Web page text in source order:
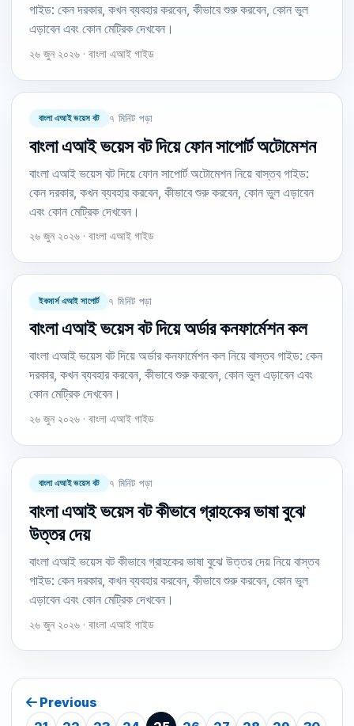
গাইড: কেন দরকার, কখন ব্যবহার করবেন, কীভাবে শুরু করবেন, কোন ভুল
এড়াবেন এবং কোন মেট্রিক দেখবেন।
২৬ জুন ২০২৬ · বাংলা এআই গাইড
বাংলা এআই ভয়েস বট ৭ মিনিট পড়া
বাংলা এআই ভয়েস বট দিয়ে ফোন সাপোর্ট অটোমেশন
বাংলা এআই ভয়েস বট দিয়ে ফোন সাপোর্ট অটোমেশন নিয়ে বাস্তব গাইড:
কেন দরকার, কখন ব্যবহার করবেন, কীভাবে শুরু করবেন, কোন ভুল এড়াবেন
এবং কোন মেট্রিক দেখবেন।
২৬ জুন ২০২৬ · বাংলা এআই গাইড
ইকমার্স এআই সাপোর্ট ৭ মিনিট পড়া
বাংলা এআই ভয়েস বট দিয়ে অর্ডার কনফার্মেশন কল
বাংলা এআই ভয়েস বট দিয়ে অর্ডার কনফার্মেশন কল নিয়ে বাস্তব গাইড: কেন
দরকার, কখন ব্যবহার করবেন, কীভাবে শুরু করবেন, কোন ভুল এড়াবেন এবং
কোন মেট্রিক দেখবেন।
২৬ জুন ২০২৬ · বাংলা এআই গাইড
বাংলা এআই ভয়েস বট ৭ মিনিট পড়া
বাংলা এআই ভয়েস বট কীভাবে গ্রাহকের ভাষা বুঝে
উত্তর দেয়
বাংলা এআই ভয়েস বট কীভাবে গ্রাহকের ভাষা বুঝে উত্তর দেয় নিয়ে বাস্তব
গাইড: কেন দরকার, কখন ব্যবহার করবেন, কীভাবে শুরু করবেন, কোন ভুল
এড়াবেন এবং কোন মেট্রিক দেখবেন।
২৬ জুন ২০২৬ · বাংলা এআই গাইড
Previous